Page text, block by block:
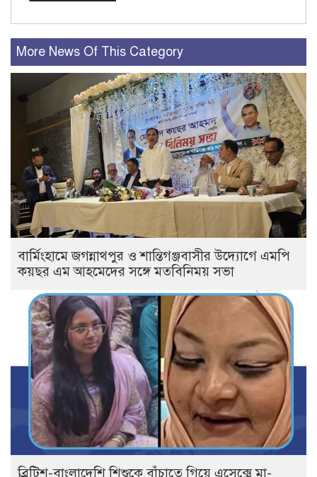
More News Of This Category
বার্মিংহামে জগন্নাথপুর ও শান্তিগঞ্জবাসীর উদ্যোগে এমপি
কয়ছর এম আহমেদের সঙ্গে মতবিনিময় সভা
ব্রিটিশ-বাংলাদেশি শিশুকে বাঁচাতে গিয়ে এসেক্সে মা-